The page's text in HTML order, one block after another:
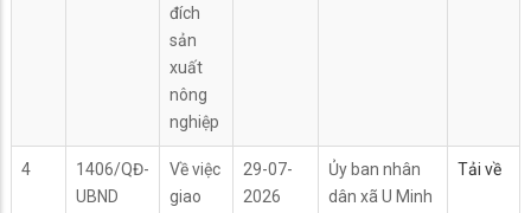
đích
sản
xuất
nông
nghiệp
4
1406/QĐ-
UBND
Về việc
giao
29-07-
2026
Ủy ban nhân
dân xã U Minh
Tải về